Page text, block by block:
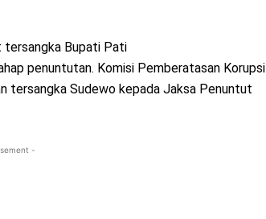
tersangka Bupati Pati
penuntutan. Komisi Pemberatasan Korupsi
tersangka Sudewo kepada Jaksa Penuntut
-